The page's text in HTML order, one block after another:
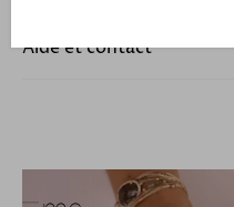
Aide et contact